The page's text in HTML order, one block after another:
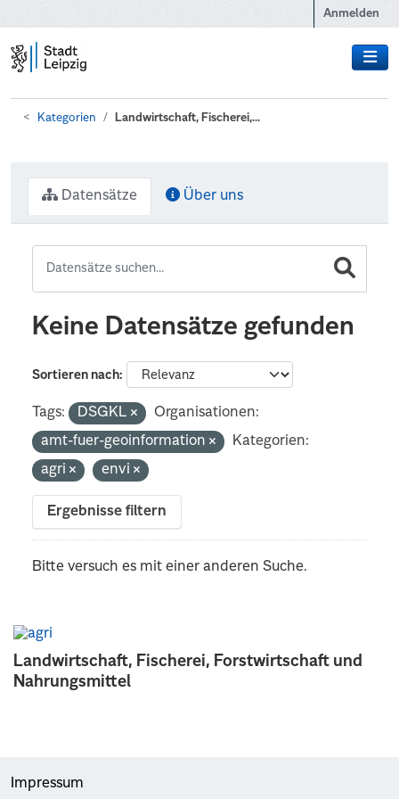
Anmelden
Kategorien Landwirtschaft, Fischerei,...
Landwirtschaft, Fischerei, Forstwirtschaft und
Nahrungsmittel
Datensätze Über uns
Keine Datensätze gefunden
Sortieren nach
Tags: DSGKL
Organisationen:
amt-fuer-geoinformation
Kategorien:
agri
envi
Ergebnisse filtern
Bitte versuch es mit einer anderen Suche.
Impressum